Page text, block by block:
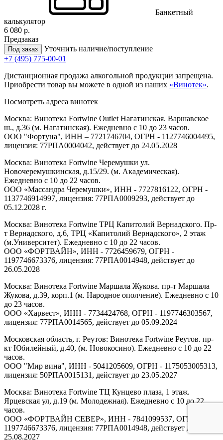
Банкетный
калькулятор
6 080 р.
Предзаказ
Под заказ
Уточнить наличие/поступление
+7 (495) 775-00-01
Дистанционная продажа алкогольной продукции запрещена.
Приобрести товар вы можете в одной из наших «Винотек».
Посмотреть адреса винотек
Москва: Винотека Fortwine Outlet Нагатинская. Варшавское
ш., д.36 (м. Нагатинская). Ежедневно с 10 до 23 часов.
ООО "Фортуна", ИНН – 7721746704, ОГРН - 1127746004495,
лицензия: 77РПА0004042, действует до 24.05.2028
Москва: Винотека Fortwine Черемушки ул.
Новочеремушкинская, д.15/29. (м. Академическая).
Ежедневно с 10 до 22 часов.
ООО «Массандра Черемушки», ИНН - 7727816122, ОГРН -
1137746914997, лицензия: 77РПА0009293, действует до
05.12.2028 г.
Москва: Винотека Fortwine ТРЦ Капитолий Вернадского. Пр-
т Вернадского, д.6, ТРЦ «Капитолий Вернадского», 2 этаж
(м.Университет). Ежедневно с 10 до 22 часов.
ООО «ФОРТВАЙН», ИНН - 7726459679, ОГРН -
1197746673376, лицензия: 77РПА0014948, действует до
26.05.2028
Москва: Винотека Fortwine Маршала Жукова. пр-т Маршала
Жукова, д.39, корп.1 (м. Народное ополчение). Ежедневно с 10
до 23 часов.
ООО «Харвест», ИНН - 7734424768, ОГРН - 1197746303567,
лицензия: 77РПА0014565, действует до 05.09.2024
Московская область, г. Реутов: Винотека Fortwine Реутов. пр-
кт Юбилейный, д.40, (м. Новокосино). Ежедневно с 10 до 22
часов.
ООО "Мир вина", ИНН - 5041205609, ОГРН - 1175053005313,
лицензия: 50РПА0015131, действует до 23.05.2027
Москва: Винотека Fortwine ТЦ Кунцево плаза, 1 этаж.
Ярцевская ул, д.19 (м. Молодежная). Ежедневно с 10 до 22
часов.
ООО «ФОРТВАЙН СЕВЕР», ИНН - 7841099537, ОГРН -
1197746673376, лицензия: 77РПА0014948, действует до
25.08.2027